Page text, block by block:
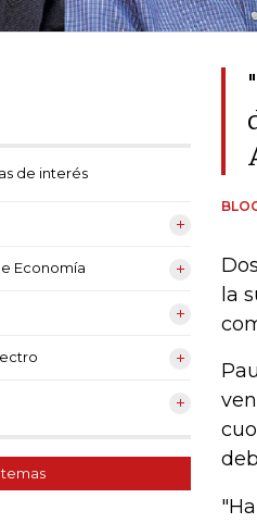
de interés
Economía
la